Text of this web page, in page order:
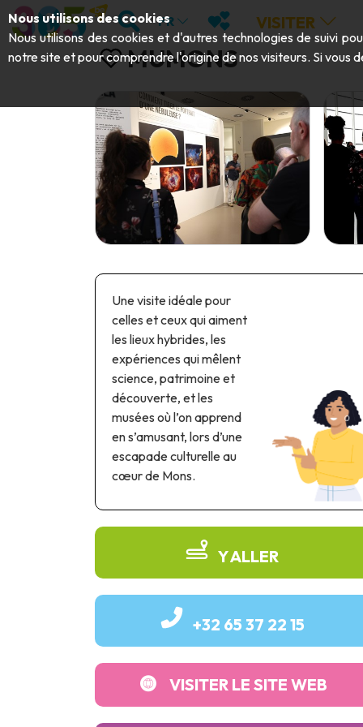
Aller au contenu principal; RECHERCHER
FR MES FAVORIS
VISITER
MUMONS
Une visite idéale pour
celles et ceux qui aiment
les lieux hybrides, les
expériences qui mêlent
science, patrimoine et
découverte, et les
musées où l’on apprend
en s’amusant, lors d’une
escapade culturelle au
cœur de Mons.
Y ALLER
+32 65 37 22 15
VISITER LE SITE WEB
Nous utilisons des cookies
Nous utilisons des cookies et d'autres technologies de suivi
notre site et pour comprendre l'origine de nos visiteurs. Si vous